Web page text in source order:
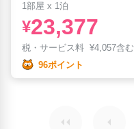
1部屋 x 1泊
¥23,377
税・サービス料 ¥4,057含む
96ポイント